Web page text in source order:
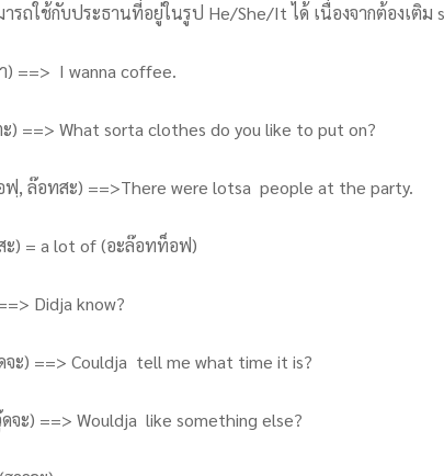
รถใช้กับประธานที่อยู่ในรูป He/She/It ได้ เนื่องจากต้องเติม
) ==> I wanna coffee.
) ==> What sorta clothes do you like to put on?
, ล๊อทสะ) ==>There were lotsa people at the party.
) = a lot of (อะล๊อทท็อฟ)
Didja know?
จะ) ==> Couldja tell me what time it is?
จะ) ==> Wouldja like something else?